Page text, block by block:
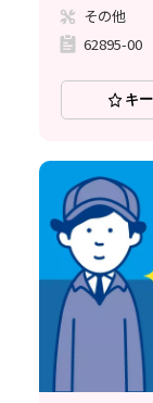
その他
62895-00
キ